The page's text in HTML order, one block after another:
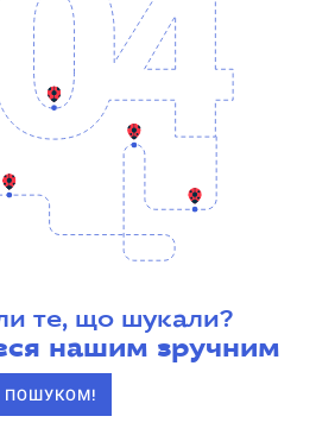
те, що шукали?
нашим зручним
ПОШУКОМ!